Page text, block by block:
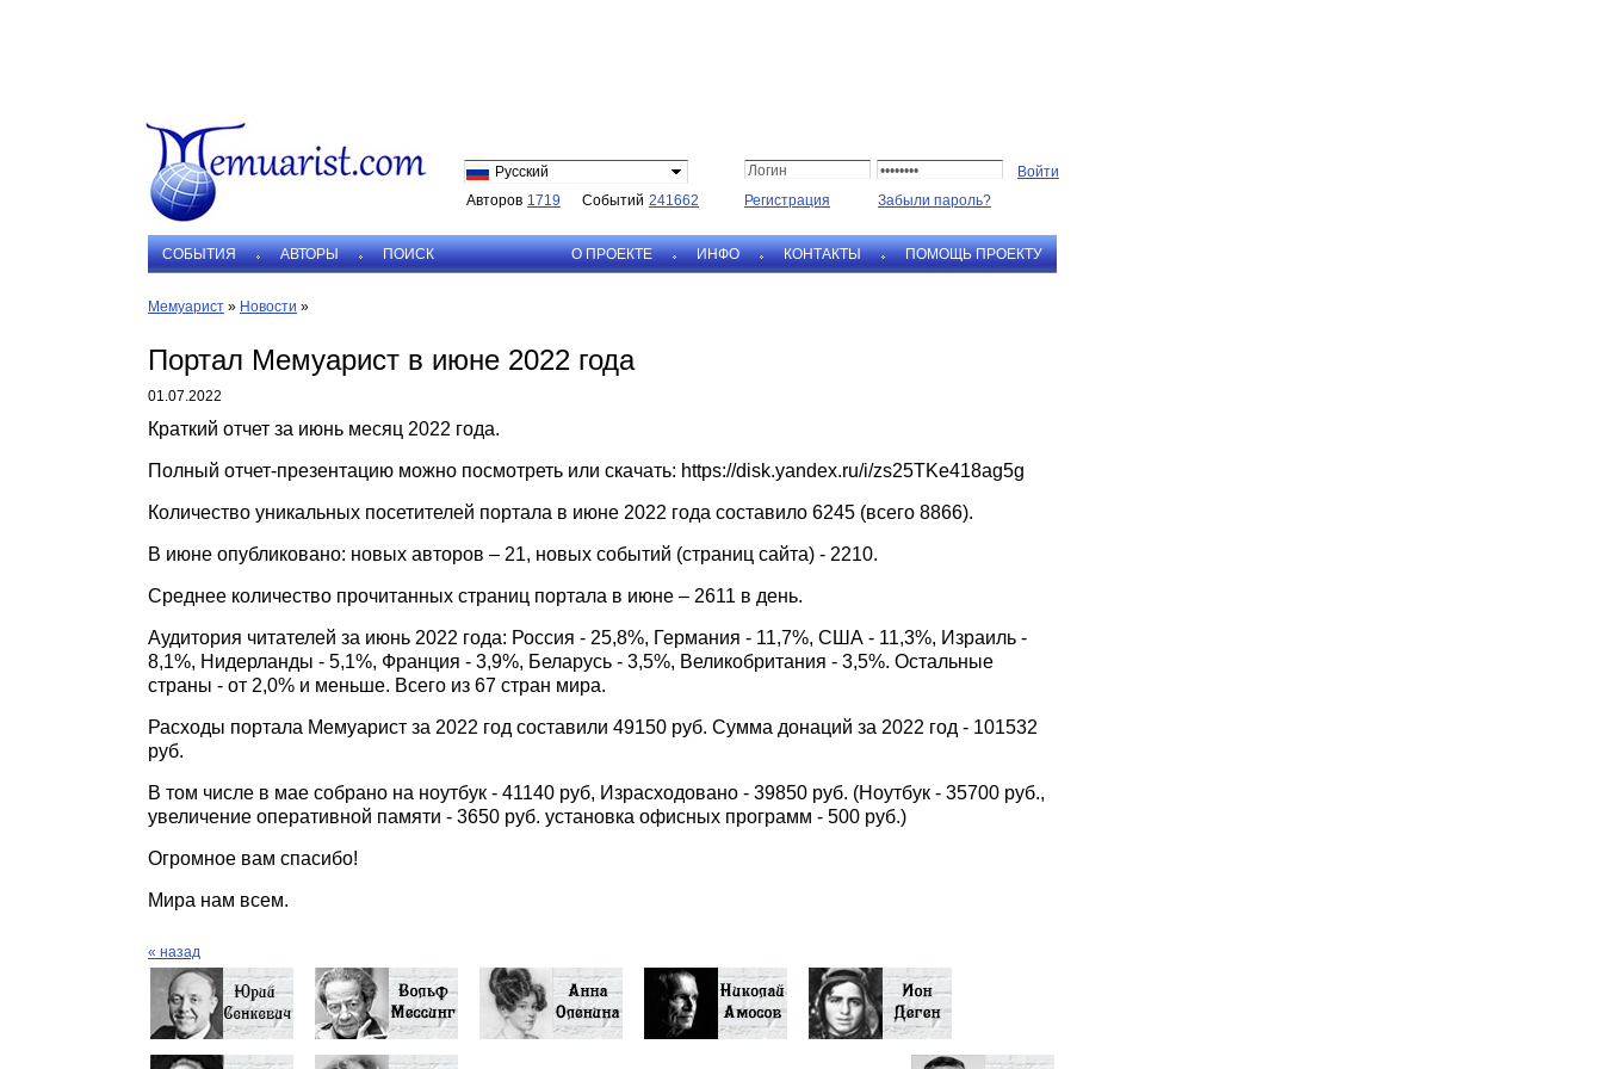
Русский
Авторов 1719 Событий 241662 Регистрация Забыли пароль?
СОБЫТИЯ АВТОРЫ ПОИСК О ПРОЕКТЕ ИНФО КОНТАКТЫ ПОМОЩЬ ПРОЕКТУ
Мемуарист » Новости »
Портал Мемуарист в июне 2022 года
01.07.2022
Краткий отчет за июнь месяц 2022 года.
Полный отчет-презентацию можно посмотреть или скачать: https://disk.yandex.ru/i/zs25TKe418ag5g
Количество уникальных посетителей портала в июне 2022 года составило 6245 (всего 8866).
В июне опубликовано: новых авторов – 21, новых событий (страниц сайта) - 2210.
Среднее количество прочитанных страниц портала в июне – 2611 в день.
Аудитория читателей за июнь 2022 года: Россия - 25,8%, Германия - 11,7%, США - 11,3%, Израиль -
8,1%, Нидерланды - 5,1%, Франция - 3,9%, Беларусь - 3,5%, Великобритания - 3,5%. Остальные
страны - от 2,0% и меньше. Всего из 67 стран мира.
Расходы портала Мемуарист за 2022 год составили 49150 руб. Сумма донаций за 2022 год - 101532
руб.
В том числе в мае собрано на ноутбук - 41140 руб, Израсходовано - 39850 руб. (Ноутбук - 35700 руб.,
увеличение оперативной памяти - 3650 руб. установка офисных программ - 500 руб.)
Огромное вам спасибо!
Мира нам всем.
« назад